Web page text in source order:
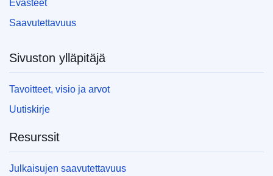
Evästeet
Saavutettavuus
Sivuston ylläpitäjä
Tavoitteet, visio ja arvot
Uutiskirje
Resurssit
Julkaisujen saavutettavuus